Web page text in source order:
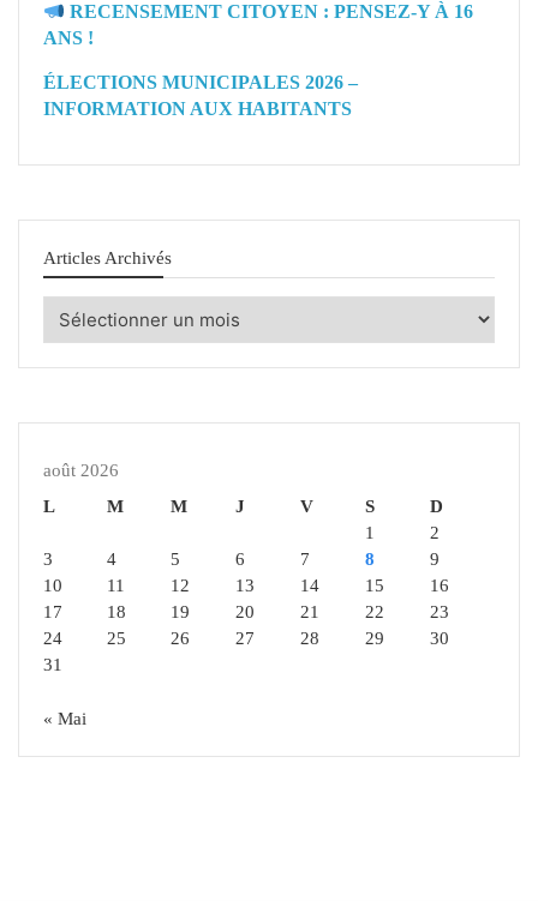
RECENSEMENT CITOYEN : PENSEZ-Y À 16
ANS !
ÉLECTIONS MUNICIPALES 2026 –
INFORMATION AUX HABITANTS
Articles Archivés
Articles
août 2026
L
M M J V S
D
1
2
3
4 5 6 7 8
9
10
11 12 13 14 15
16
17
18 19 20 21 22
23
24
25 26 27 28 29
30
31
« Mai